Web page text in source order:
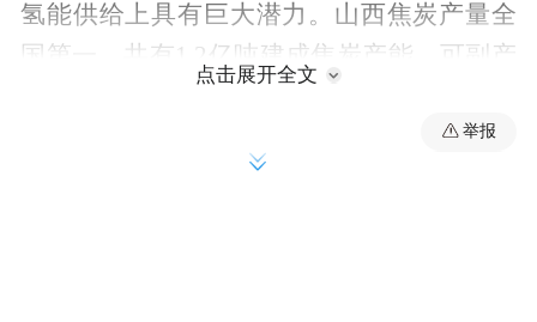
氢能供给上具有巨大潜力。山西焦炭产量全
国第一，共有1.2亿吨建成焦炭产能，可副产
氢气120万吨。依托资源优势，山西省积极推
动氢能产业发展，太原、大同、吕梁、长
点击展开全文
举报